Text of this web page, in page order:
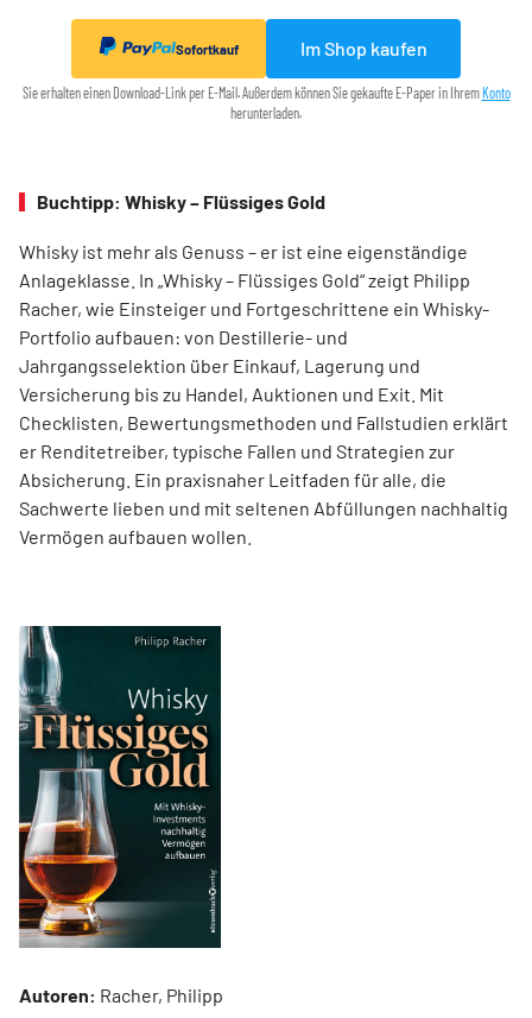
Sofortkauf Im Shop kaufen
Sie erhalten einen Download-Link per E-Mail. Außerdem können Sie gekaufte E-Paper in Ihrem Konto
herunterladen.
Buchtipp: Whisky – Flüssiges Gold
Whisky ist mehr als Genuss – er ist eine eigenständige
Anlageklasse. In „Whisky – Flüssiges Gold“ zeigt Philipp
Racher, wie Einsteiger und Fortgeschrittene ein Whisky-
Portfolio aufbauen: von Destillerie- und
Jahrgangsselektion über Einkauf, Lagerung und
Versicherung bis zu Handel, Auktionen und Exit. Mit
Checklisten, Bewertungsmethoden und Fallstudien erklärt
er Renditetreiber, typische Fallen und Strategien zur
Absicherung. Ein praxisnaher Leitfaden für alle, die
Sachwerte lieben und mit seltenen Abfüllungen nachhaltig
Vermögen aufbauen wollen.
Autoren: Racher, Philipp